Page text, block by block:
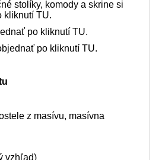
stolíky, komody a skrine si
kliknutí TU.
po kliknutí TU.
po kliknutí TU.
z masívu, masívna
vzhľad)